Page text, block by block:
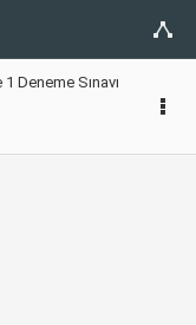
Deneme Sınavı